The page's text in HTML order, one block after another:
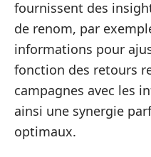
fournissent des
de renom, par
informations pour
fonction des retours
campagnes avec les
ainsi une synergie
optimaux.